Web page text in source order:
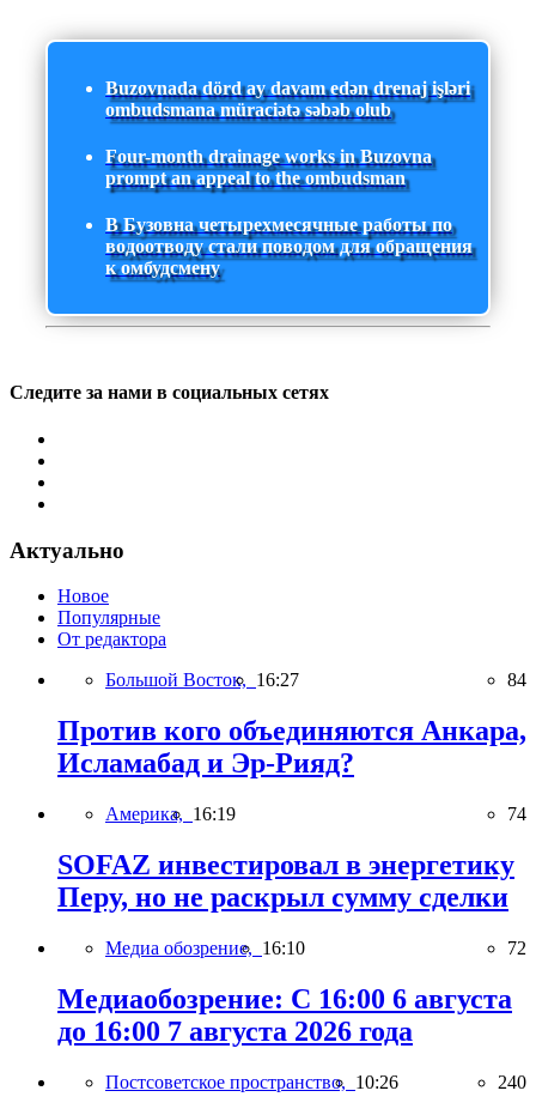
Buzovnada dörd ay davam edən drenaj işləri
ombudsmana müraciətə səbəb olub
Four-month drainage works in Buzovna
prompt an appeal to the ombudsman
В Бузовна четырехмесячные работы по
водоотводу стали поводом для обращения
к омбудсмену
Следите за нами в социальных сетях
Актуально
Новое
Популярные
От редактора
Большой Восток, 16:27 84
Против кого объединяются Анкара,
Исламабад и Эр-Рияд?
Америка, 16:19 74
SOFAZ инвестировал в энергетику
Перу, но не раскрыл сумму сделки
Медиа обозрение, 16:10 72
Медиаобозрение: С 16:00 6 августа
до 16:00 7 августа 2026 года
Постсоветское пространство, 10:26 240